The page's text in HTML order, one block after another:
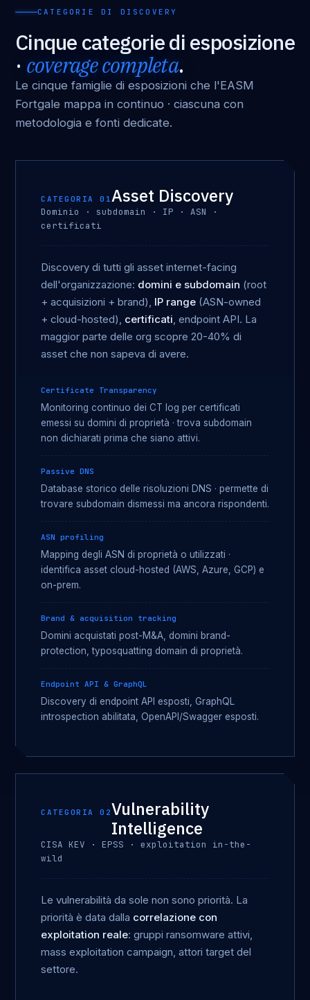
CATEGORIE DI DISCOVERY
Cinque categorie di esposizione
· coverage completa.
Le cinque famiglie di esposizioni che l'EASM
Fortgale mappa in continuo · ciascuna con
metodologia e fonti dedicate.
CATEGORIA 01Asset Discovery
Dominio · subdomain · IP · ASN ·
certificati
Discovery di tutti gli asset internet-facing
dell'organizzazione: domini e subdomain (root
+ acquisizioni + brand), IP range (ASN-owned
+ cloud-hosted), certificati, endpoint API. La
maggior parte delle org scopre 20-40% di
asset che non sapeva di avere.
Certificate Transparency
Monitoring continuo dei CT log per certificati
emessi su domini di proprietà · trova subdomain
non dichiarati prima che siano attivi.
Passive DNS
Database storico delle risoluzioni DNS · permette di
trovare subdomain dismessi ma ancora rispondenti.
ASN profiling
Mapping degli ASN di proprietà o utilizzati ·
identifica asset cloud-hosted (AWS, Azure, GCP) e
on-prem.
Brand & acquisition tracking
Domini acquistati post-M&A, domini brand-
protection, typosquatting domain di proprietà.
Endpoint API & GraphQL
Discovery di endpoint API esposti, GraphQL
introspection abilitata, OpenAPI/Swagger esposti.
CATEGORIA 02Vulnerability
Intelligence
CISA KEV · EPSS · exploitation in-the-
wild
Le vulnerabilità da sole non sono priorità. La
priorità è data dalla correlazione con
exploitation reale: gruppi ransomware attivi,
mass exploitation campaign, attori target del
settore.